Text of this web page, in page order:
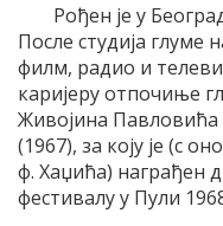
Рођен jе у
После студиjа глуме
филм, радио и
кариjеру отпочиње
Живоjина Павловића
(1967), за коjу jе (с
ф. Хаџића) награђен
фестивалу у Пули